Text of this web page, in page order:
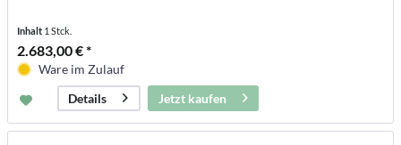
Inhalt 1 Stck.
2.683,00 € *
Ware im Zulauf
Details
Jetzt kaufen